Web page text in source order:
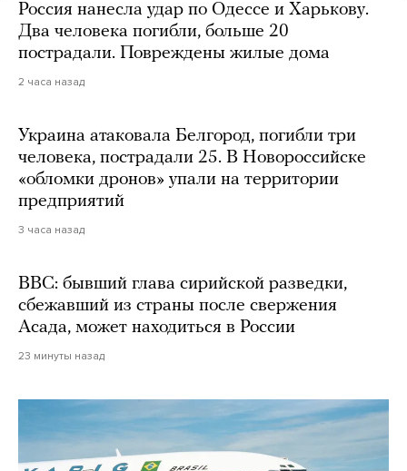
Россия нанесла удар по Одессе и Харькову.
Два человека погибли, больше 20
пострадали. Повреждены жилые дома
2 часа назад
Украина атаковала Белгород, погибли три
человека, пострадали 25. В Новороссийске
«обломки дронов» упали на территории
предприятий
3 часа назад
BBC: бывший глава сирийской разведки,
сбежавший из страны после свержения
Асада, может находиться в России
23 минуты назад